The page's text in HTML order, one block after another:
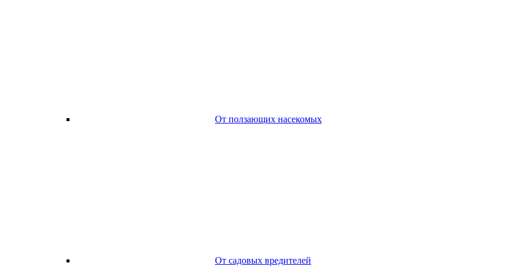
От ползающих насекомых
От садовых вредителей